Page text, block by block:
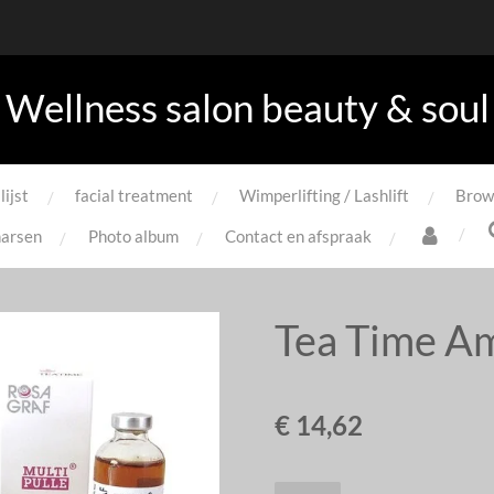
Wellness salon beauty & soul
facial treatment Wimperlifting / Lashlift
Photo album Contact en afspraak
Tea Time
€ 14,62